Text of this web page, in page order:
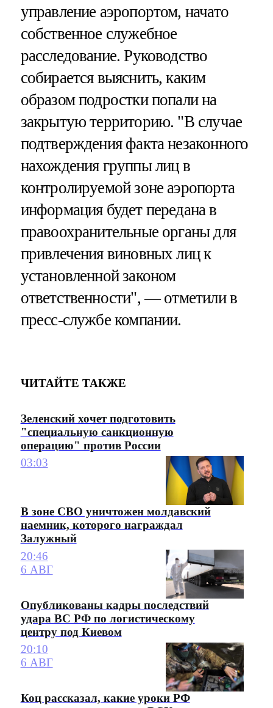
управление аэропортом, начато
собственное служебное
расследование. Руководство
собирается выяснить, каким
образом подростки попали на
закрытую территорию. "В случае
подтверждения факта незаконного
нахождения группы лиц в
контролируемой зоне аэропорта
информация будет передана в
правоохранительные органы для
привлечения виновных лиц к
установленной законом
ответственности", — отметили в
пресс-службе компании.
ЧИТАЙТЕ ТАКЖЕ
Зеленский хочет подготовить
"специальную санкционную
операцию" против России
03:03
В зоне СВО уничтожен молдавский
наемник, которого награждал
Залужный
20:46
6 АВГ
Опубликованы кадры последствий
удара ВС РФ по логистическому
центру под Киевом
20:10
6 АВГ
Коц рассказал, какие уроки РФ